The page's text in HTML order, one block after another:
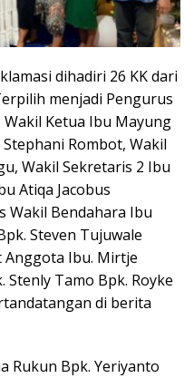
dihadiri 26 KK dari
menjadi Pengurus
Ketua Ibu Mayung
Rombot‎, Wakil
Wakil Sekretaris 2 Ibu
Atiqa Jacobus‎
‎Wakil Bendahara Ibu
Steven Tujuwale‎
Anggota Ibu. Mirtje
Stenly Tamo ‎Bpk. Royke
di berita
Rukun Bpk. Yeriyanto